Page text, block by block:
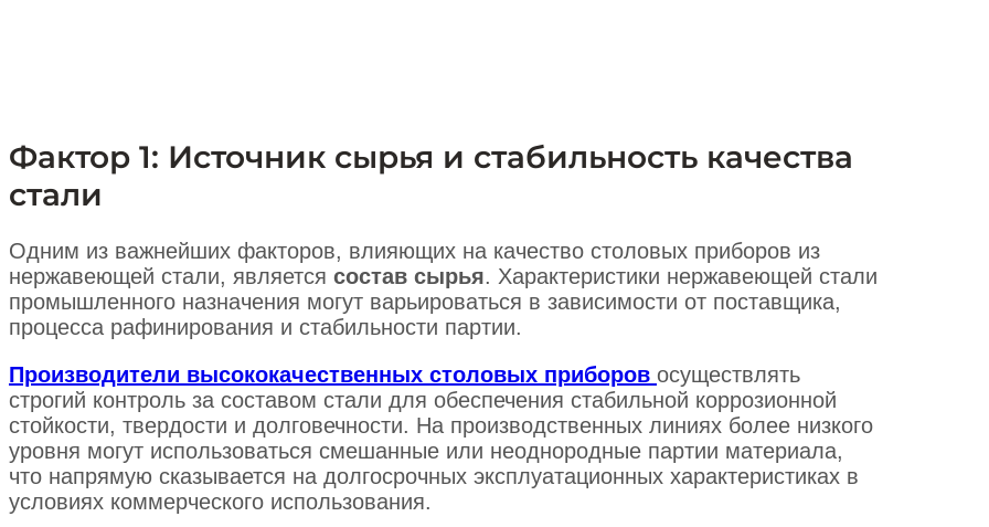
Фактор 1: Источник сырья и стабильность качества
стали
Одним из важнейших факторов, влияющих на качество столовых приборов из
нержавеющей стали, является состав сырья. Характеристики нержавеющей стали
промышленного назначения могут варьироваться в зависимости от поставщика,
процесса рафинирования и стабильности партии.
Производители высококачественных столовых приборов осуществлять
строгий контроль за составом стали для обеспечения стабильной коррозионной
стойкости, твердости и долговечности. На производственных линиях более низкого
уровня могут использоваться смешанные или неоднородные партии материала,
что напрямую сказывается на долгосрочных эксплуатационных характеристиках в
условиях коммерческого использования.